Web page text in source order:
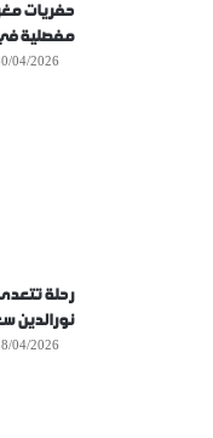
حفريات
مفصلية
04/2026
رحلة
نورالدين
04/2026